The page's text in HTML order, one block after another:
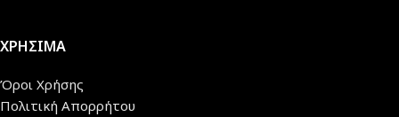
ΧΡΗΣΙΜΑ
Όροι Χρήσης
Πολιτική Απορρήτου